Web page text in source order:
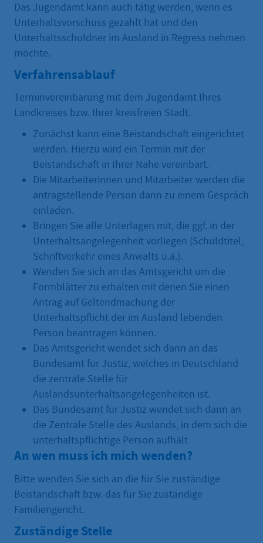
Das Jugendamt kann auch tätig werden, wenn es
Unterhaltsvorschuss gezahlt hat und den
Unterhaltsschuldner im Ausland in Regress nehmen
möchte.
Verfahrensablauf
Terminvereinbarung mit dem Jugendamt Ihres
Landkreises bzw. Ihrer kreisfreien Stadt.
Zunächst kann eine Beistandschaft eingerichtet
werden. Hierzu wird ein Termin mit der
Beistandschaft in Ihrer Nähe vereinbart.
Die Mitarbeiterinnen und Mitarbeiter werden die
antragstellende Person dann zu einem Gespräch
einladen.
Bringen Sie alle Unterlagen mit, die ggf. in der
Unterhaltsangelegenheit vorliegen (Schuldtitel,
Schriftverkehr eines Anwalts u.ä.).
Wenden Sie sich an das Amtsgericht um die
Formblätter zu erhalten mit denen Sie einen
Antrag auf Geltendmachung der
Unterhaltspflicht der im Ausland lebenden
Person beantragen können.
Das Amtsgericht wendet sich dann an das
Bundesamt für Justiz, welches in Deutschland
die zentrale Stelle für
Auslandsunterhaltsangelegenheiten ist.
Das Bundesamt für Justiz wendet sich dann an
die Zentrale Stelle des Auslands, in dem sich die
unterhaltspflichtige Person aufhält
An wen muss ich mich wenden?
Bitte wenden Sie sich an die für Sie zuständige
Beistandschaft bzw. das für Sie zuständige
Familiengericht.
Zuständige Stelle